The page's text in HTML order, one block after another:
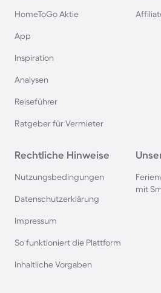
Ferienhäuser mit Pool in
Ferienhäuser mit Pool im
Ferienhäuser mit Pool in
Ferienhäuser mit Pool auf den
HomeToGo Aktie
App
Inspiration
Analysen
Reiseführer
Ratgeber für Vermieter
Rechtliche Hinweise
Nutzungsbedingungen
Datenschutzerklärung
Impressum
So funktioniert die Plattform
Inhaltliche Vorgaben
mit